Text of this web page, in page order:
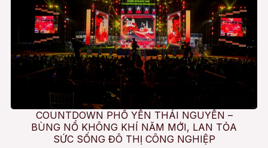
COUNTDOWN PHỔ YÊN THÁI NGUYÊN –
BÙNG NỔ KHÔNG KHÍ NĂM MỚI, LAN TỎA
SỨC SỐNG ĐÔ THỊ CÔNG NGHIỆP